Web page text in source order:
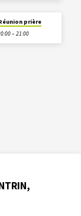
prière
– 21:00